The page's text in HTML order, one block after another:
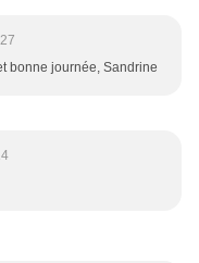
bonne journée, Sandrine